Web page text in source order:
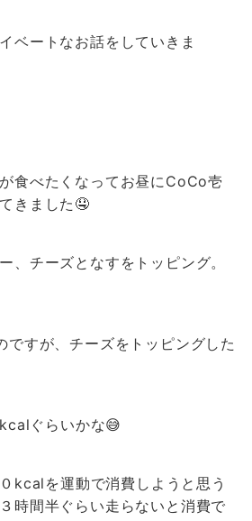
ベートなお話をしていきま
食べたくなってお昼にCoCo壱
きました🤤
、チーズとなすをトッピング。
ですが、チーズをトッピングした
ぐらいかな😅
kcalを運動で消費しようと思う
時間半ぐらい走らないと消費で